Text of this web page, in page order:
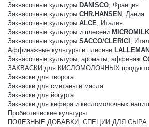
Заквасочные культуры DANISCO, Франция
Заквасочные культуры CHR.HANSEN , Дания
Заквасочные культуры ALCE, Италия
Заквасочные культуры и плесени MICROMILK
Заквасочные культуры SACCO/CLERICI ,
Аффинажные культуры и плесени
Заквасочные культуры, ароматы, аффинаж
ЗАКВАСКИ для КИСЛОМОЛОЧНЫХ
Закваски для творога
Закваски для сметаны и масла
Закваски для йогурта
Закваски для кефира и кисломолочных
Пробиотические культуры
ПОЛЕЗНЫЕ ДОБАВКИ, СПЕЦИИ ДЛЯ СЫРА